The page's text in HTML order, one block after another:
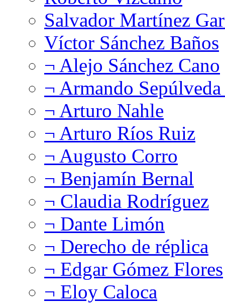
Salvador Martínez
Víctor Sánchez Baños
¬ Alejo Sánchez Cano
¬ Armando
¬ Arturo Nahle
¬ Arturo Ríos Ruiz
¬ Augusto Corro
¬ Benjamín Bernal
¬ Claudia Rodríguez
¬ Dante Limón
¬ Derecho de réplica
¬ Edgar Gómez Flores
¬ Eloy Caloca